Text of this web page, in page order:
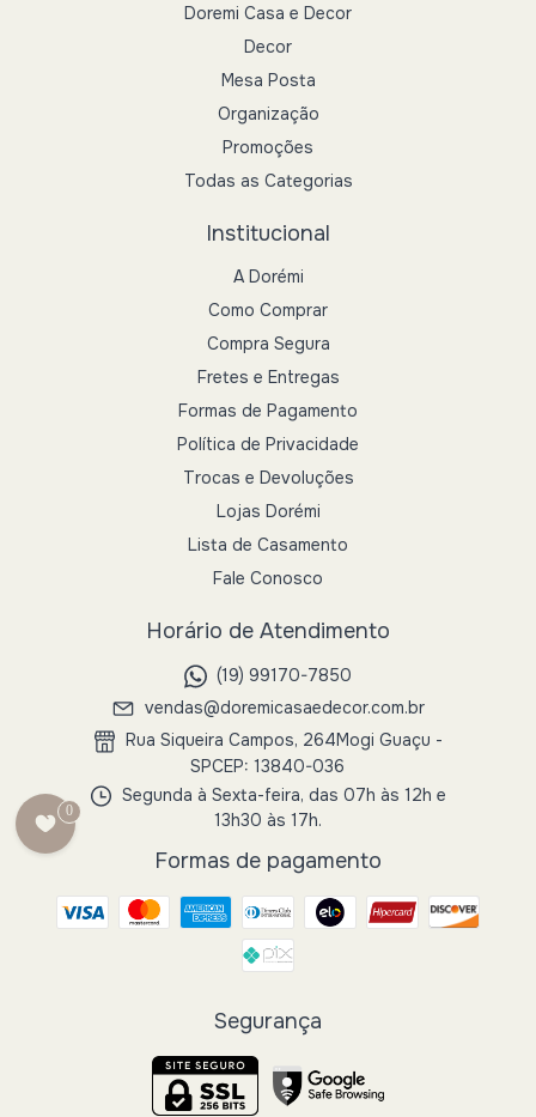
Doremi Casa e Decor
Decor
Mesa Posta
Organização
Promoções
Todas as Categorias
Institucional
A Dorémi
Como Comprar
Compra Segura
Fretes e Entregas
Formas de Pagamento
Política de Privacidade
Trocas e Devoluções
Lojas Dorémi
Lista de Casamento
Fale Conosco
Horário de Atendimento
(19) 99170-7850
vendas@doremicasaedecor.com.br
Rua Siqueira Campos, 264Mogi Guaçu -
SPCEP: 13840-036
Segunda à Sexta-feira, das 07h às 12h e
13h30 às 17h.
Formas de pagamento
Segurança
0